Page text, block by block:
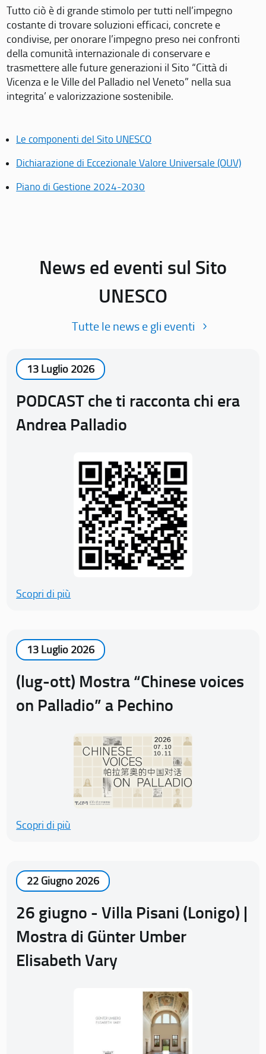
Tutto ciò è di grande stimolo per tutti nell’impegno
costante di trovare soluzioni efficaci, concrete e
condivise, per onorare l’impegno preso nei confronti
della comunità internazionale di conservare e
trasmettere alle future generazioni il Sito “Città di
Vicenza e le Ville del Palladio nel Veneto” nella sua
integrita’ e valorizzazione sostenibile.
Le componenti del Sito UNESCO
Dichiarazione di Eccezionale Valore Universale (OUV)
Piano di Gestione 2024-2030
News ed eventi sul Sito
UNESCO
Tutte le news e gli eventi
13 Luglio 2026
PODCAST che ti racconta chi era
Andrea Palladio
Scopri di più
13 Luglio 2026
(lug-ott) Mostra “Chinese voices
on Palladio” a Pechino
Scopri di più
22 Giugno 2026
26 giugno - Villa Pisani (Lonigo) |
Mostra di Günter Umber
Elisabeth Vary